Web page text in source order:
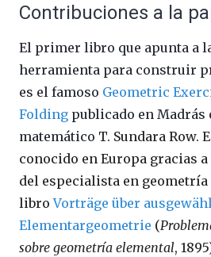
Contribuciones a la
El primer libro que apunta a
herramienta para construir
es el famoso Geometric
Folding publicado en Madrás
matemático T. Sundara Row.
conocido en Europa gracias
del especialista en geometría
libroVorträge über
Elementargeometrie (
sobre geometría elemental,